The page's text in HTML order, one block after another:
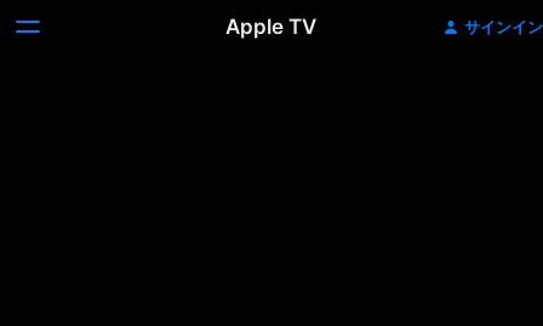
Apple TV サインイン